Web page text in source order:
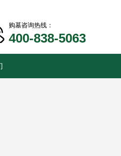
购墓咨询热线：
400-838-5063